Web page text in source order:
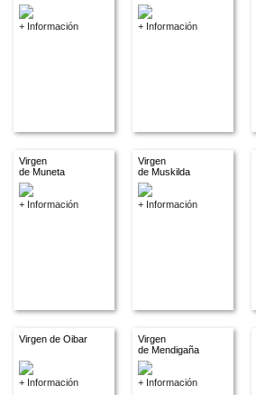
+ Información + Información
Virgen
de Muneta
+ Información
Virgen
de Muskilda
+ Información
Virgen de Oibar
+ Información
Virgen
de Mendigaña
+ Información